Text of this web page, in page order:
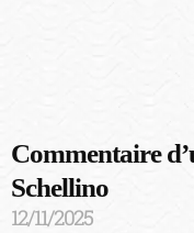
Commentaire
Schellino
12/11/2025